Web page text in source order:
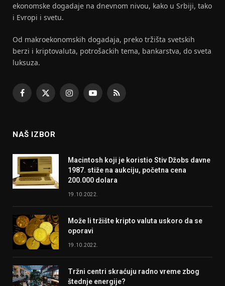
ekonomske dogadaje na dnevnom nivou, kako u Srbiji, tako
i Evropi i svetu.
Od makroekonomskih dogadaja, preko tržišta svetskih
berzi i kriptovaluta, potrošackih tema, bankarstva, do sveta
luksuza.
Facebook
X
InstagramYouTubeRSS
NAŠ IZBOR
Macintosh koji je koristio Stiv Džobs davne
1987. stiže na aukciju, početna cena
200.000 dolara
19.10.2022.
Može li tržište kripto valuta uskoro da se
oporavi
19.10.2022.
Tržni centri skraćuju radno vreme zbog
štednje energije?